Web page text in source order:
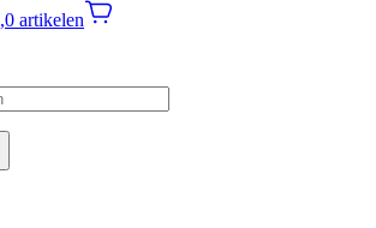
,0 artikelen